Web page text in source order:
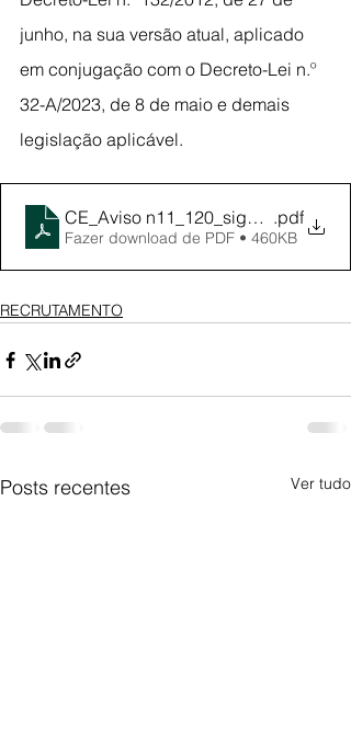
junho, na sua versão atual, aplicado
em conjugação com o Decreto-Lei n.º
32-A/2023, de 8 de maio e demais
legislação aplicável.
CE_Aviso n11_120_signed.pdf
Fazer download de PDF • 460KB
RECRUTAMENTO
Posts recentes Ver tudo